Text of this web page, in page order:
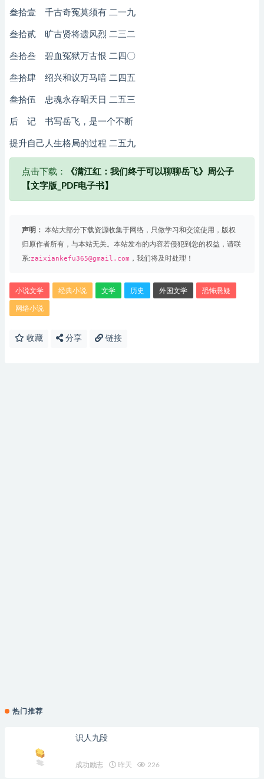
叁拾壹 千古奇冤莫须有 二一九
叁拾贰 旷古贤将遗风烈 二三二
叁拾叁 碧血冤狱万古恨 二四〇
叁拾肆 绍兴和议万马喑 二四五
叁拾伍 忠魂永存昭天日 二五三
后 记 书写岳飞，是一个不断
提升自己人生格局的过程 二五九
点击下载：
《满江红：我们终于可以聊聊岳飞》周公子
【文字版_PDF电子书】
声明： 本站大部分下载资源收集于网络，只做学习和交流使用，版权
归原作者所有，与本站无关。本站发布的内容若侵犯到您的权益，请联
系:zaixiankefu365@gmail.com ，我们将及时处理！
小说文学 经典小说 文学 历史 外国文学 恐怖悬疑
网络小说
收藏 分享 链接
热门推荐
识人九段
成功励志 昨天 226